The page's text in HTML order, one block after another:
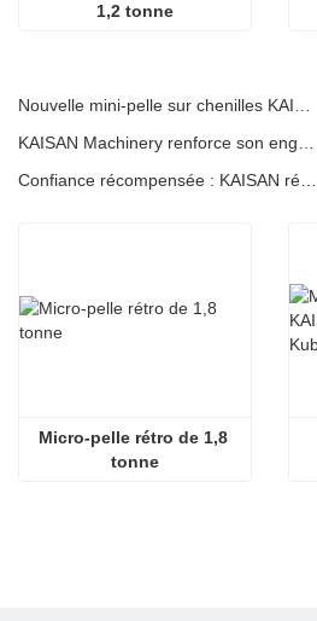
1,2 tonne
Confiance récompensée : KAISAN réitère sa commande de 20 excavatrices auprès d'un partenaire portugais de longue date
Micro-pelle rétro de 1,8
tonne